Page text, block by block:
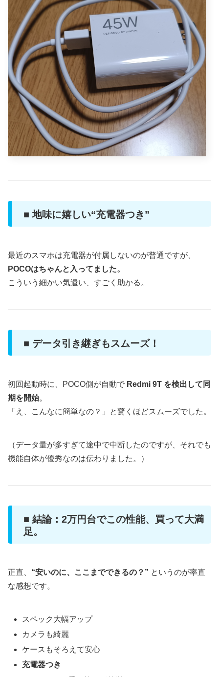
■ 地味に嬉しい“充電器つき”
最近のスマホは充電器が付属しないのが普通ですが、
POCOはちゃんと入ってました。
こういう細かい気遣い、すごく助かる。
■ データ引き継ぎもスムーズ！
初回起動時に、POCO側が自動で Redmi 9T を検出して同
期を開始。
「え、こんなに簡単なの？」と驚くほどスムーズでした。
（データ量が多すぎて途中で中断したのですが、それでも
機能自体が優秀なのは伝わりました。）
■ 結論：2万円台でこの性能、買って大満
足。
正直、 “安いのに、ここまでできるの？” というのが率直
な感想です。
スペック大幅アップ
カメラも綺麗
ケースもそろえて安心
充電器つき